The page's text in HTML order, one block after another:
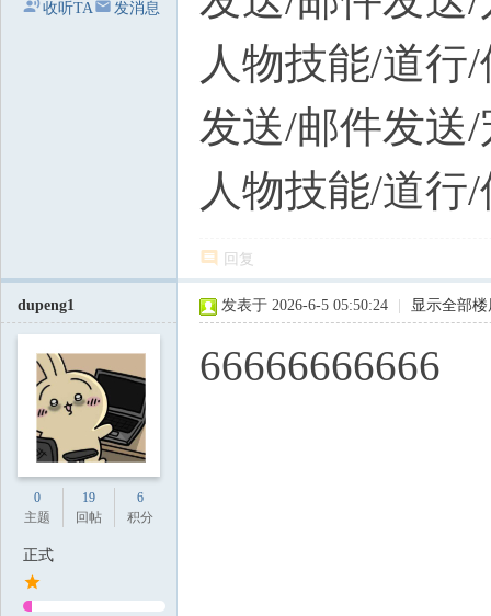
收听TA 发消息
人物技能/道行
发送/邮件发送
人物技能/道行
回复
dupeng1
0
主题
19
回帖
6
积分
正式
发表于 2026-6-5 05:50:24 显示全部楼
66666666666